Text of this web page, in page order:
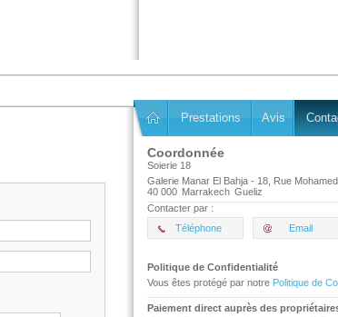
Prestations Avis
Coordonnée
Soierie 18
Galerie Manar El Bahja - 18, Rue
40 000 Marrakech Gueliz
Contacter par :
Téléphone
Email
Politique de Confidentialité
Vous êtes protégé par notre Politique de
Paiement direct auprès des